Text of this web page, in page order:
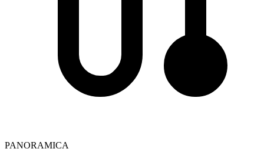
PANORAMICA